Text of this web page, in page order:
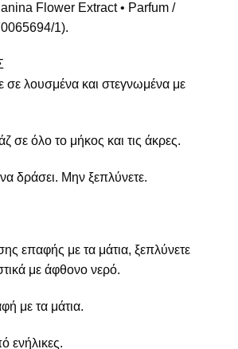
Flower Extract • Parfum /
1).
λουσμένα και στεγνωμένα με
σε όλο το μήκος και τις άκρες.
δράσει. Μην ξεπλύνετε.
επαφής με τα μάτια, ξεπλύνετε
με άφθονο νερό.
με τα μάτια.
ενήλικες.